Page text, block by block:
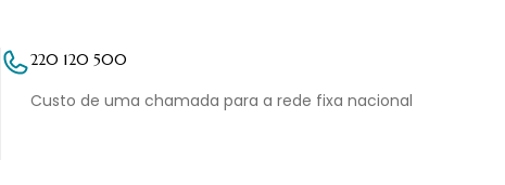
220 120 500
Custo de uma chamada para a rede fixa nacional